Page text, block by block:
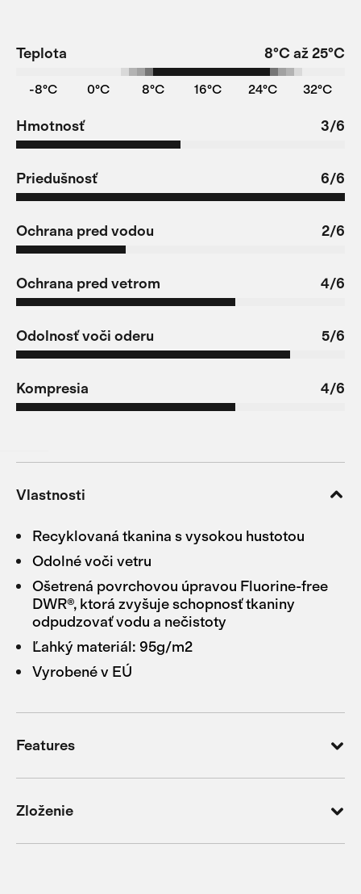
Teplota 8°C až 25°C
-8°C 0°C 8°C 16°C 24°C 32°C
Hmotnosť 3/6
Priedušnosť 6/6
Ochrana pred vodou 2/6
Ochrana pred vetrom 4/6
Odolnosť voči oderu 5/6
Kompresia 4/6
Vlastnosti
Recyklovaná tkanina s vysokou hustotou
Odolné voči vetru
Ošetrená povrchovou úpravou Fluorine-free
DWR®, ktorá zvyšuje schopnosť tkaniny
odpudzovať vodu a nečistoty
Ľahký materiál: 95g/m2
Vyrobené v EÚ
Features
Zloženie